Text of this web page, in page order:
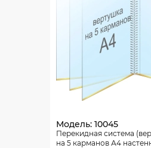
Модель: 10045
Перекидная система
на 5 карманов А4